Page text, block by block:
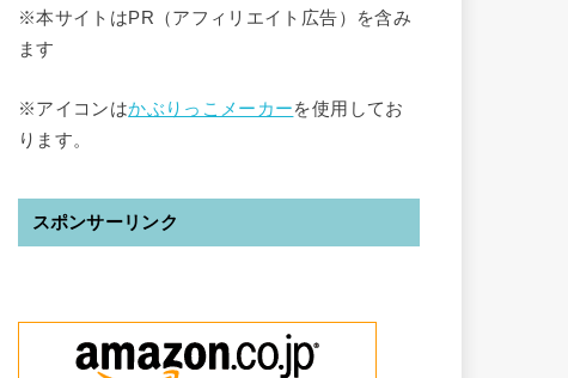
※本サイトはPR（アフィリエイト広告）を含み
ます
※アイコンはかぶりっこメーカーを使用してお
ります。
スポンサーリンク